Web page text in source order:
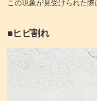
この現象が見受けられた際
■ヒビ割れ